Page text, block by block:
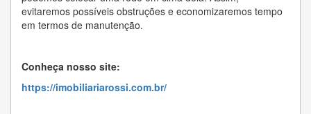
evitaremos possíveis obstruções e economizaremos tempo
em termos de manutenção.
Conheça nosso site:
https://imobiliariarossi.com.br/